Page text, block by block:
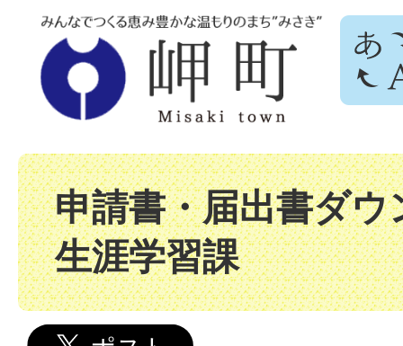
申請書・届出書ダウ
生涯学習課